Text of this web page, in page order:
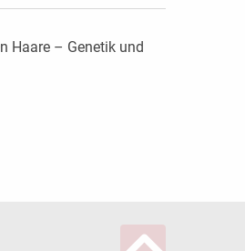
Haare – Genetik und